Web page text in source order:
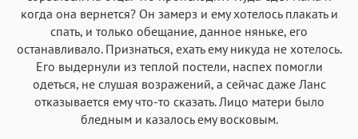
когда она вернется? Он замерз и ему хотелось плакать и
спать, и только обещание, данное няньке, его
останавливало. Признаться, ехать ему никуда не хотелось.
Его выдернули из теплой постели, наспех помогли
одеться, не слушая возражений, а сейчас даже Ланс
отказывается ему что-то сказать. Лицо матери было
бледным и казалось ему восковым.